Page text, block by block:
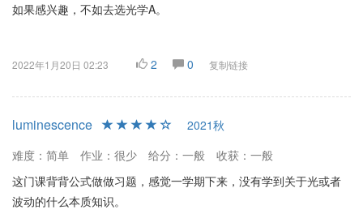
如果感兴趣，不如去选光学A。
2022年1月20日 02:23 2 0 复制链接
luminescence
2021秋
难度：简单
作业：很少 给分：一般
收获：一般
这门课背背公式做做习题，感觉一学期下来，没有学到关于光或者
波动的什么本质知识。